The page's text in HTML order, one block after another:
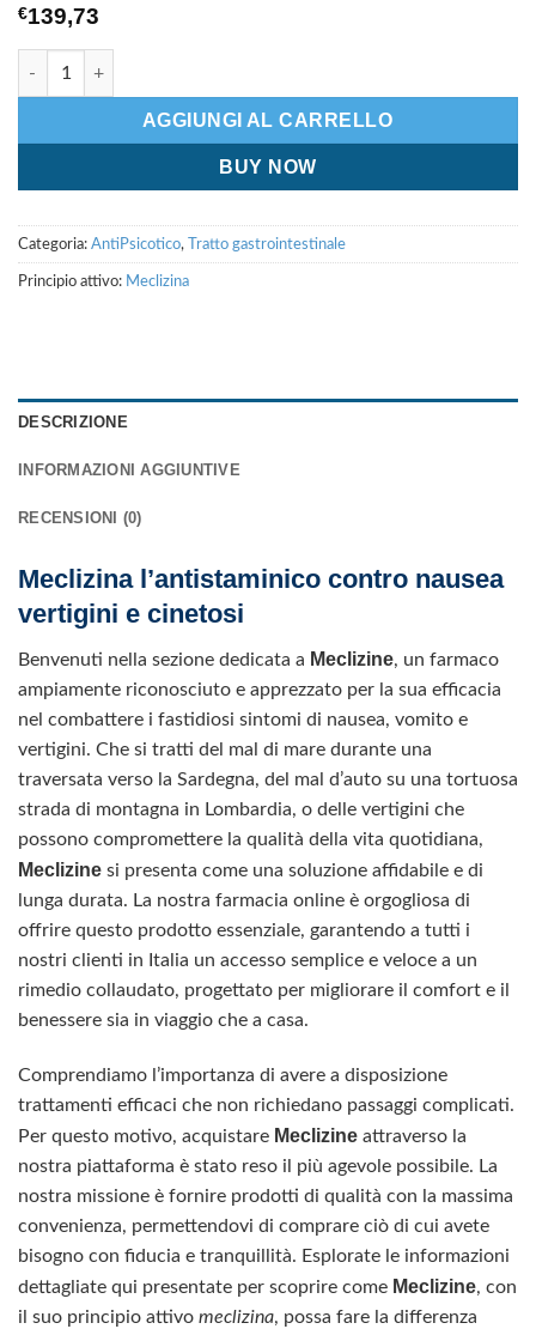
€139,73
Meclizine quantità
AGGIUNGI AL CARRELLO
BUY NOW
Categoria: AntiPsicotico, Tratto gastrointestinale
Principio attivo: Meclizina
DESCRIZIONE
INFORMAZIONI AGGIUNTIVE
RECENSIONI (0)
Meclizina l’antistaminico contro nausea
vertigini e cinetosi
Benvenuti nella sezione dedicata a Meclizine, un farmaco
ampiamente riconosciuto e apprezzato per la sua efficacia
nel combattere i fastidiosi sintomi di nausea, vomito e
vertigini. Che si tratti del mal di mare durante una
traversata verso la Sardegna, del mal d’auto su una tortuosa
strada di montagna in Lombardia, o delle vertigini che
possono compromettere la qualità della vita quotidiana,
Meclizine si presenta come una soluzione affidabile e di
lunga durata. La nostra farmacia online è orgogliosa di
offrire questo prodotto essenziale, garantendo a tutti i
nostri clienti in Italia un accesso semplice e veloce a un
rimedio collaudato, progettato per migliorare il comfort e il
benessere sia in viaggio che a casa.
Comprendiamo l’importanza di avere a disposizione
trattamenti efficaci che non richiedano passaggi complicati.
Per questo motivo, acquistare Meclizine attraverso la
nostra piattaforma è stato reso il più agevole possibile. La
nostra missione è fornire prodotti di qualità con la massima
convenienza, permettendovi di comprare ciò di cui avete
bisogno con fiducia e tranquillità. Esplorate le informazioni
dettagliate qui presentate per scoprire come Meclizine, con
il suo principio attivo meclizina, possa fare la differenza